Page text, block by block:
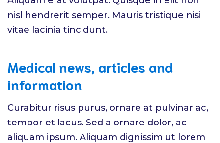
nisl hendrerit semper. Mauris tristique nisi
vitae lacinia tincidunt.
Medical news, articles and
information
Curabitur risus purus, ornare at pulvinar ac,
tempor et lacus. Sed a ornare dolor, ac
aliquam ipsum. Aliquam dignissim ut lorem